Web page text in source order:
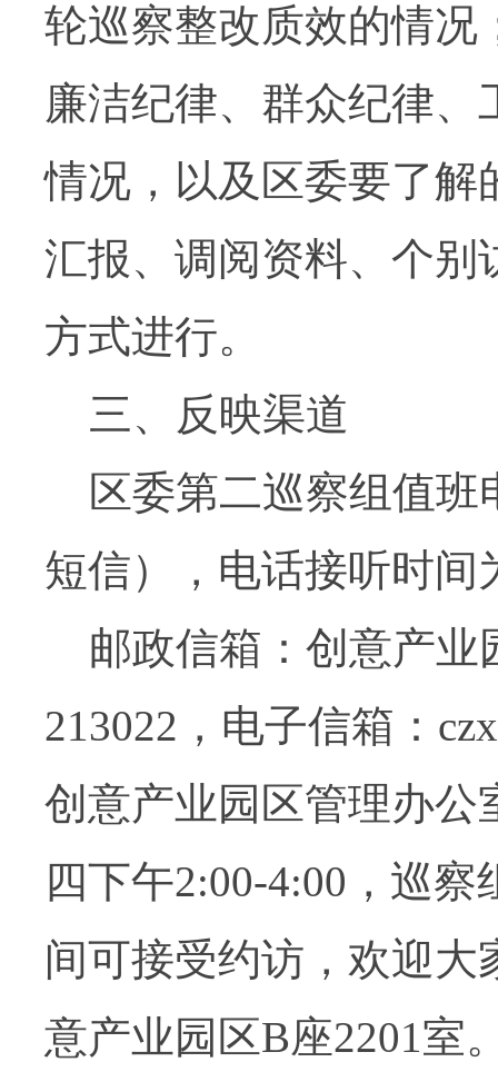
轮巡察整改质效的情况
廉洁纪律、群众纪律
情况，以及区委要了解
汇报、调阅资料、个别
方式进行。
三、反映渠道
区委第二巡察组值班
短信），电话接听时间
邮政信箱：创意产业
213022 ，电子信箱：
创意产业园区管理办公
四下午2:00-4:00 ，巡
间可接受约访，欢迎大
意产业园区B座2201室